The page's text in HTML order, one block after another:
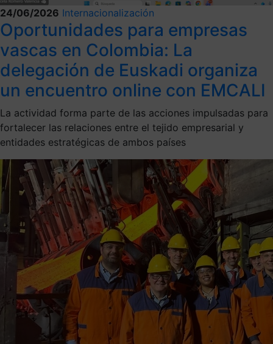
24/06/2026 Internacionalización
Oportunidades para empresas
vascas en Colombia: La
delegación de Euskadi organiza
un encuentro online con EMCALI
La actividad forma parte de las acciones impulsadas para
fortalecer las relaciones entre el tejido empresarial y
entidades estratégicas de ambos países